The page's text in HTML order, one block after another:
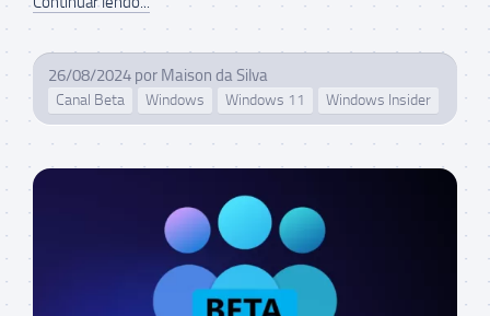
26/08/2024 por Maison da Silva
Canal Beta Windows Windows 11 Windows Insider